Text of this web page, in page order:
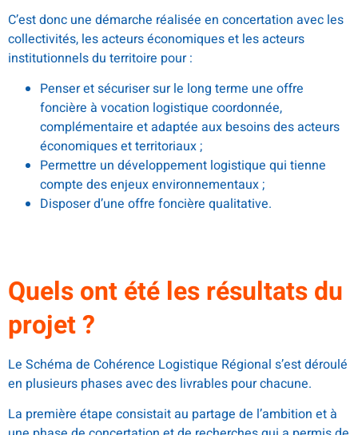
C’est donc une démarche réalisée en concertation avec les
collectivités, les acteurs économiques et les acteurs
institutionnels du territoire pour :
Penser et sécuriser sur le long terme une offre
foncière à vocation logistique coordonnée,
complémentaire et adaptée aux besoins des acteurs
économiques et territoriaux ;
Permettre un développement logistique qui tienne
compte des enjeux environnementaux ;
Disposer d’une offre foncière qualitative.
Quels ont été les résultats du
projet ?
Le Schéma de Cohérence Logistique Régional s’est déroulé
en plusieurs phases avec des livrables pour chacune.
La première étape consistait au partage de l’ambition et à